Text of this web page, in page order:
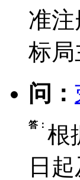
准
标
问：
答： 根
日